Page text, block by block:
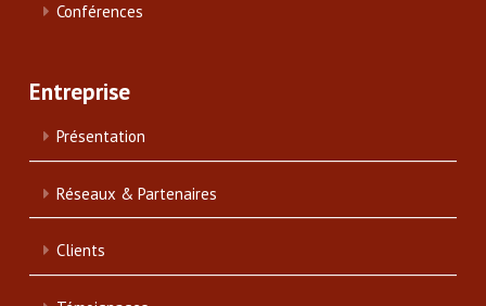
Conférences
Entreprise
Présentation
Réseaux & Partenaires
Clients